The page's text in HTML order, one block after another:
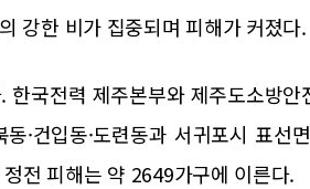
강한 비가 집중되며 피해가 커졌다.
한국전력 제주본부와 제주도소방
동·건입동·도련동과 서귀포시 표선
전 피해는 약 2649가구에 이른다.